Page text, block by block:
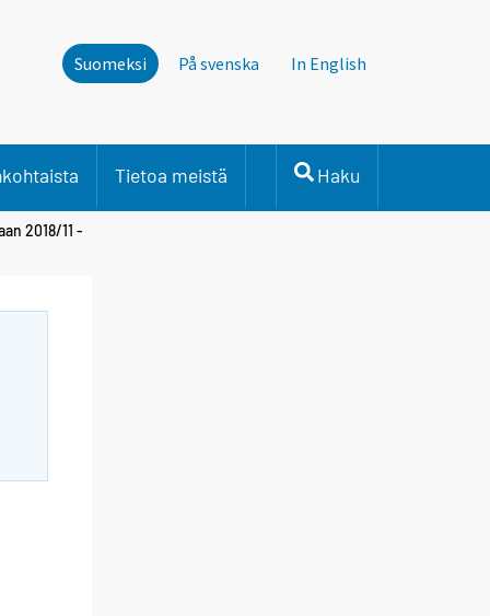
Suomeksi På svenska In English
Tietoa meistä Haku
2018/11 -